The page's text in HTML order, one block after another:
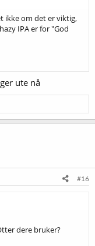
ikke om det er viktig,
IPA er for "God
ute nå
#16
dere bruker?